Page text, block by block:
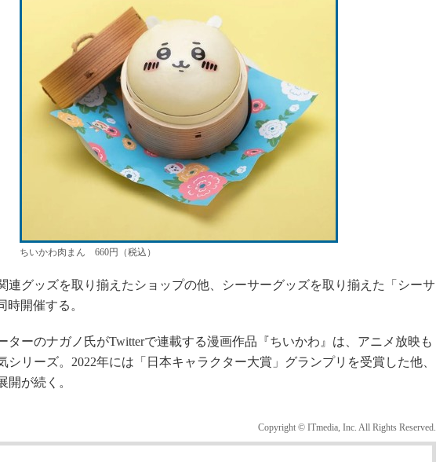
ちいかわ肉まん 660円（税込）
グッズを取り揃えたショップの他、シーサーグッズを取り揃えた「シーサ
時開催する。
ーのナガノ氏がTwitterで連載する漫画作品『ちいかわ』は、アニメ放映も
シリーズ。2022年には「日本キャラクター大賞」グランプリを受賞した他、
開が続く。
Copyright © ITmedia, Inc. All Rights Reserved.